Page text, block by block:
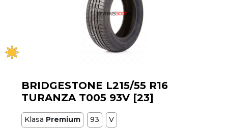
BRIDGESTONE L215/55 R16
TURANZA T005 93V [23]
Klasa Premium 93 V